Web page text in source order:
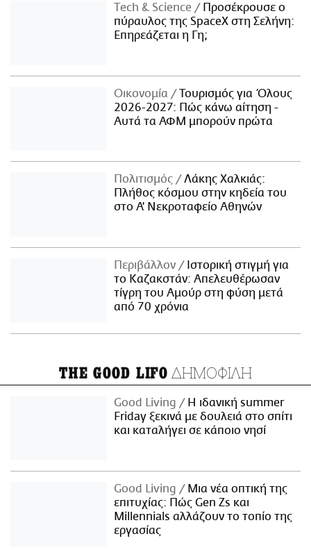
Τech & Science
Προσέκρουσε ο
πύραυλος της SpaceX στη Σελήνη:
Επηρεάζεται η Γη;
Οικονομία
Τουρισμός για Όλους
2026-2027: Πώς κάνω αίτηση -
Αυτά τα ΑΦΜ μπορούν πρώτα
Πολιτισμός
Λάκης Χαλκιάς:
Πλήθος κόσμου στην κηδεία του
στο Α' Νεκροταφείο Αθηνών
Περιβάλλον
Ιστορική στιγμή για
το Καζακστάν: Απελευθέρωσαν
τίγρη του Αμούρ στη φύση μετά
από 70 χρόνια
THE GOOD LIFO ΔΗΜΟΦΙΛΗ
Good Living
Η ιδανική summer
Friday ξεκινά με δουλειά στο σπίτι
και καταλήγει σε κάποιο νησί
Good Living
Μια νέα οπτική της
επιτυχίας: Πώς Gen Zs και
Millennials αλλάζουν το τοπίο της
εργασίας